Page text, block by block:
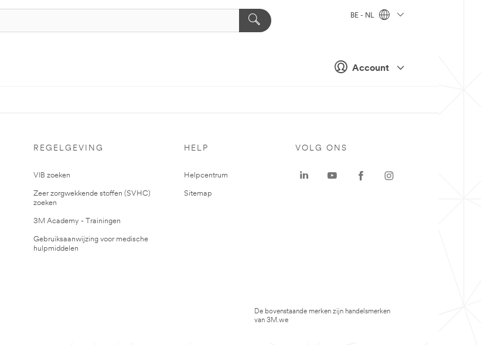
Account
BE - NL
REGELGEVING
VIB zoeken
Zeer zorgwekkende stoffen (SVHC)
zoeken
3M Academy - Trainingen
Gebruiksaanwijzing voor medische
hulpmiddelen
HELP
Helpcentrum
Sitemap
VOLG ONS
De bovenstaande merken zijn handelsmerken
van 3M.we